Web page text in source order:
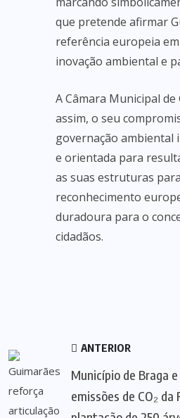
que pretende afirmar
referência europeia
inovação ambiental e
A Câmara Municipal
assim, o seu
governação
e orientada para
as suas estruturas
reconhecimento
duradoura para o
cidadãos.
ANTERIOR
Município de Braga
emissões de CO₂ da